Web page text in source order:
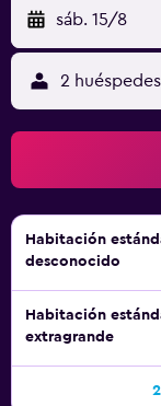
esparcimiento en
24 horas.
sáb. 15/8
2
Habitación
desconocido
Habitación
extragrande